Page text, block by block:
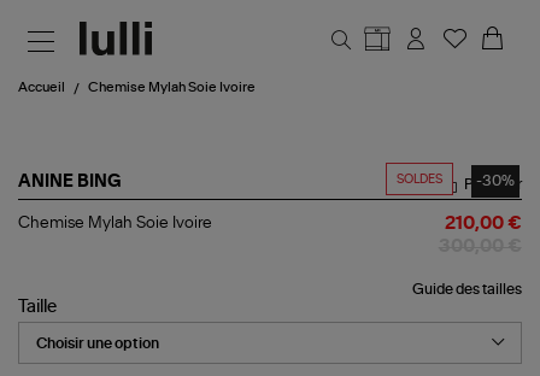
Accueil Chemise Mylah Soie Ivoire
SOLDES -30%
ANINE BING
Chemise
Partager
Chemise Mylah Soie Ivoire 210,00 €
Guide des tailles
Taille